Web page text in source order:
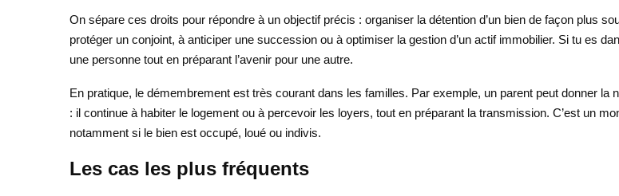
On sépare ces droits pour répondre à un objectif précis : organiser la détention d’un bien de façon plus
protéger un conjoint, à anticiper une succession ou à optimiser la gestion d’un actif immobilier. Si tu es
une personne tout en préparant l’avenir pour une autre.
En pratique, le démembrement est très courant dans les familles. Par exemple, un parent peut donner la
: il continue à habiter le logement ou à percevoir les loyers, tout en préparant la transmission. C’est un
notamment si le bien est occupé, loué ou indivis.
Les cas les plus fréquents